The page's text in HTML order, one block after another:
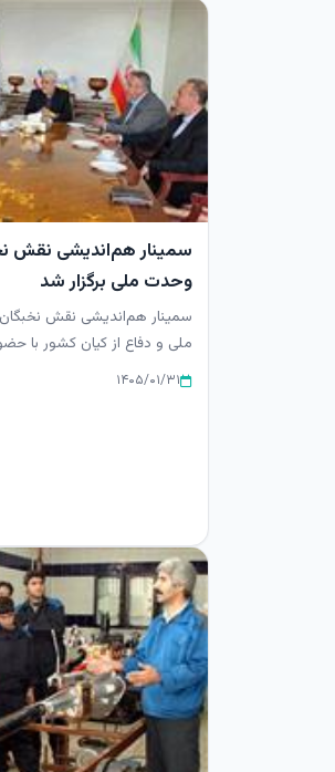
سمینار هم‌اندیشی نقش
وحدت ملی برگزار شد
سمینار هم‌اندیشی نقش
ملی و دفاع از کیان کشور با
برجسته حقوق، وکلای...
۱۴۰۵/۰۱/۳۱